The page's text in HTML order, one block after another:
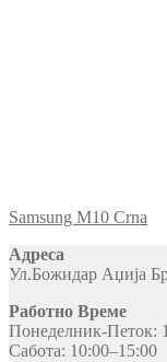
Samsung M10 Crna
Адреса
Ул.Божидар Аџија
Работно Време
Понеделник-Петок:
Сабота: 10:00–15:00